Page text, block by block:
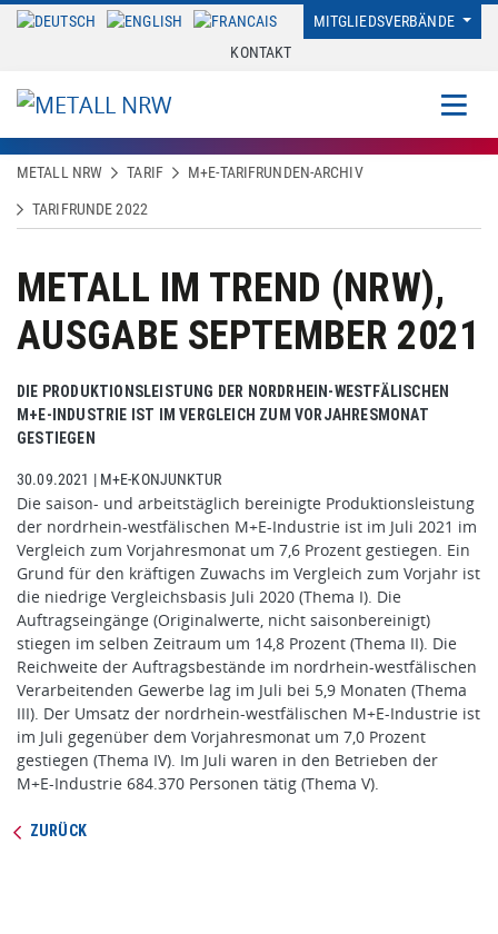
MITGLIEDSVERBÄNDE
KONTAKT
METALL NRW TARIF M+E-TARIFRUNDEN-ARCHIV
TARIFRUNDE 2022
METALL IM TREND (NRW),
AUSGABE SEPTEMBER 2021
DIE PRODUKTIONSLEISTUNG DER NORDRHEIN-WESTFÄLISCHEN
M+E-INDUSTRIE IST IM VERGLEICH ZUM VORJAHRESMONAT
GESTIEGEN
30.09.2021 | M+E-KONJUNKTUR
Die saison- und arbeitstäglich bereinigte Produktionsleistung
der nordrhein-westfälischen M+E-Industrie ist im Juli 2021 im
Vergleich zum Vorjahresmonat um 7,6 Prozent gestiegen. Ein
Grund für den kräftigen Zuwachs im Vergleich zum Vorjahr ist
die niedrige Vergleichsbasis Juli 2020 (Thema I). Die
Auftragseingänge (Originalwerte, nicht saisonbereinigt)
stiegen im selben Zeitraum um 14,8 Prozent (Thema II). Die
Reichweite der Auftragsbestände im nordrhein-westfälischen
Verarbeitenden Gewerbe lag im Juli bei 5,9 Monaten (Thema
III). Der Umsatz der nordrhein-westfälischen M+E-Industrie ist
im Juli gegenüber dem Vorjahresmonat um 7,0 Prozent
gestiegen (Thema IV). Im Juli waren in den Betrieben der
M+E‑Industrie 684.370 Personen tätig (Thema V).
ZURÜCK